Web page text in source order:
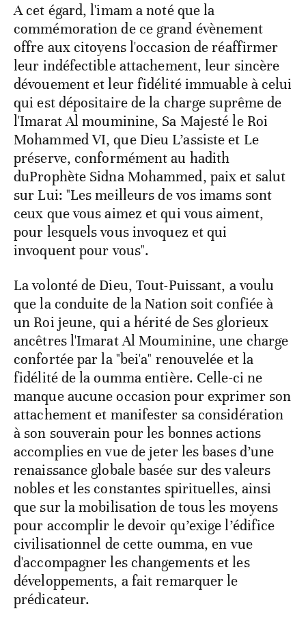
A cet égard, l'imam a noté que la
commémoration de ce grand évènement
offre aux citoyens l'occasion de réaffirmer
leur indéfectible attachement, leur sincère
dévouement et leur fidélité immuable à celui
qui est dépositaire de la charge suprême de
l'Imarat Al mouminine, Sa Majesté le Roi
Mohammed VI, que Dieu L’assiste et Le
préserve, conformément au hadith
duProphète Sidna Mohammed, paix et salut
sur Lui: "Les meilleurs de vos imams sont
ceux que vous aimez et qui vous aiment,
pour lesquels vous invoquez et qui
invoquent pour vous".
La volonté de Dieu, Tout-Puissant, a voulu
que la conduite de la Nation soit confiée à
un Roi jeune, qui a hérité de Ses glorieux
ancêtres l'Imarat Al Mouminine, une charge
confortée par la "bei'a" renouvelée et la
fidélité de la oumma entière. Celle-ci ne
manque aucune occasion pour exprimer son
attachement et manifester sa considération
à son souverain pour les bonnes actions
accomplies en vue de jeter les bases d’une
renaissance globale basée sur des valeurs
nobles et les constantes spirituelles, ainsi
que sur la mobilisation de tous les moyens
pour accomplir le devoir qu’exige l’édifice
civilisationnel de cette oumma, en vue
d'accompagner les changements et les
développements, a fait remarquer le
prédicateur.